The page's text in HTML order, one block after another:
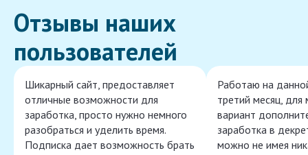
Отзывы наших
пользователей
Шикарный сайт, предоставляет
отличные возможности для
заработка, просто нужно немного
разобраться и уделить время.
Подписка дает возможность брать
Работаю на
третий месяц, для
вариант
заработка в
можно не имея